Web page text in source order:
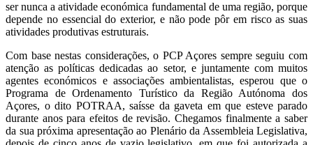
ser nunca a atividade económica fundamental de uma região, porque
depende no essencial do exterior, e não pode pôr em risco as suas
atividades produtivas estruturais.
Com base nestas considerações, o PCP Açores sempre seguiu com
atenção as políticas dedicadas ao setor, e juntamente com muitos
agentes económicos e associações ambientalistas, esperou que o
Programa de Ordenamento Turístico da Região Autónoma dos
Açores, o dito POTRAA, saísse da gaveta em que esteve parado
durante anos para efeitos de revisão. Chegamos finalmente a saber
da sua próxima apresentação ao Plenário da Assembleia Legislativa,